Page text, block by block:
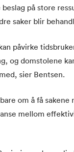
på store
saker blir
påvirke
og domstolene
sier Bentsen.
om å få sakene
mellom